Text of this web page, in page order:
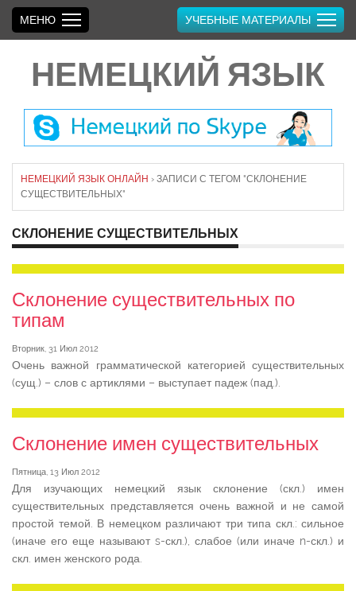
НЕМЕЦКИЙ ЯЗЫК
МЕНЮ УЧЕБНЫЕ МАТЕРИАЛЫ
НЕМЕЦКИЙ ЯЗЫК ОНЛАЙН › ЗАПИСИ С ТЕГОМ "СКЛОНЕНИЕ
СУЩЕСТВИТЕЛЬНЫХ"
СКЛОНЕНИЕ СУЩЕСТВИТЕЛЬНЫХ
Склонение существительных по
типам
Вторник, 31 Июл 2012
Очень важной грамматической категорией существительных
(сущ.) – слов с артиклями – выступает падеж (пад.).
Склонение имен существительных
Пятница, 13 Июл 2012
Для изучающих немецкий язык склонение (скл.) имен
существительных представляется очень важной и не самой
простой темой. В немецком различают три типа скл.: сильное
(иначе его еще называют s-скл.), слабое (или иначе n-скл.) и
скл. имен женского рода.